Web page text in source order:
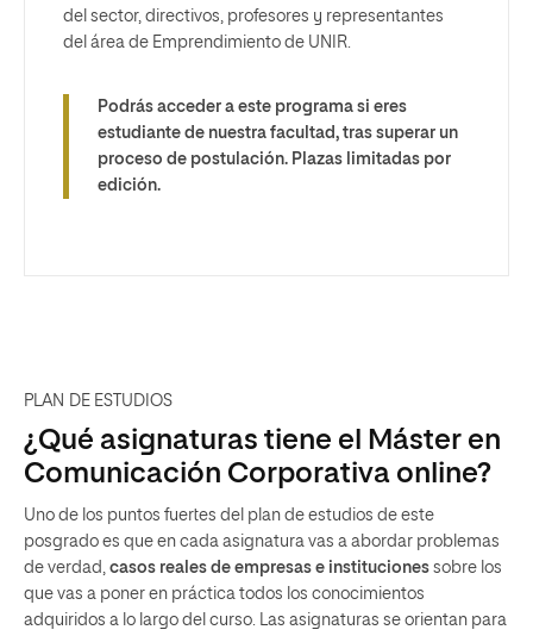
del sector, directivos, profesores y representantes
del área de Emprendimiento de UNIR.
Podrás acceder a este programa si eres
estudiante de nuestra facultad, tras superar un
proceso de postulación. Plazas limitadas por
edición.
PLAN DE ESTUDIOS
¿Qué asignaturas tiene el Máster en
Comunicación Corporativa online?
Uno de los puntos fuertes del plan de estudios de este
posgrado es que en cada asignatura vas a abordar problemas
de verdad, casos reales de empresas e instituciones sobre los
que vas a poner en práctica todos los conocimientos
adquiridos a lo largo del curso. Las asignaturas se orientan para